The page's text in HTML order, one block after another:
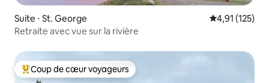
Suite ⋅ St. George Évaluation
4,91 (125)
Retraite avec vue sur la rivière
Coups de cœur voyageurs les plus appréciés
Coup de cœur voyageurs